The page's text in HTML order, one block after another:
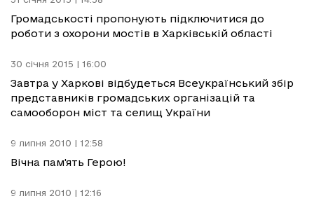
Громадськості пропонують підключитися до
роботи з охорони мостів в Харківській області
30 січня 2015 | 16:00
Завтра у Харкові відбудеться Всеукраїнський збір
представників громадських організацій та
самооборон міст та селищ України
9 липня 2010 | 12:58
Вічна пам'ять Герою!
9 липня 2010 | 12:16